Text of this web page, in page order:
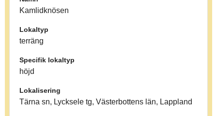
Kamlidknösen
Lokaltyp
terräng
Specifik lokaltyp
höjd
Lokalisering
Tärna sn, Lycksele tg, Västerbottens län, Lappland